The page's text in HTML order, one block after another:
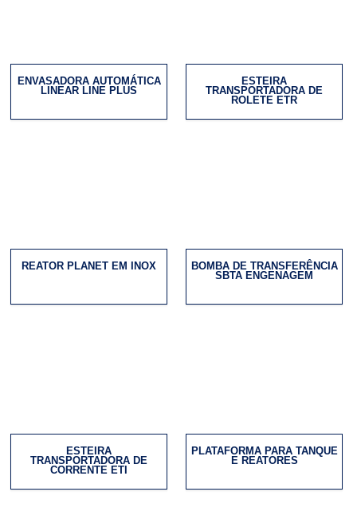
ENVASADORA AUTOMÁTICA
LINEAR LINE PLUS
ESTEIRA
TRANSPORTADORA DE
ROLETE ETR
REATOR PLANET EM INOX
BOMBA DE TRANSFERÊNCIA
SBTA ENGENAGEM
ESTEIRA
TRANSPORTADORA DE
CORRENTE ETI
PLATAFORMA PARA TANQUE
E REATORES